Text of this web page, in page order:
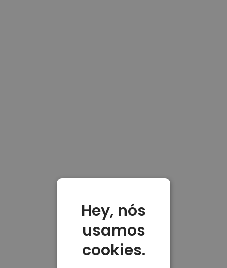
Hey, nós
usamos
cookies.